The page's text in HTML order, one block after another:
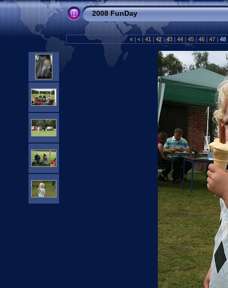
2008 FunDay
« | < | 41 | 42 |43 | 44 | 45 | 46 | 47 | 48